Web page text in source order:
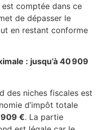
comptée dans ce
de dépasser le
en restant conforme
: jusqu’à 40 909
des niches fiscales est
d’impôt totale
€. La partie